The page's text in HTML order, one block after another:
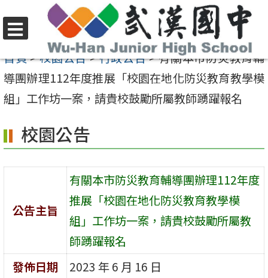
至
要
內
區
選
單
首頁>校園公告>行政公告>有關本市防災教育輔
導團辦理112年度推展「校園在地化防災教育教學模
組」工作坊一案，請貴校鼓勵所屬教師踴躍報名
校園公告
公告主旨
有關本市防災教育輔導團辦理112年度
推展「校園在地化防災教育教學模
組」工作坊一案，請貴校鼓勵所屬教
師踴躍報名
發佈日期
2023 年 6 月 16 日